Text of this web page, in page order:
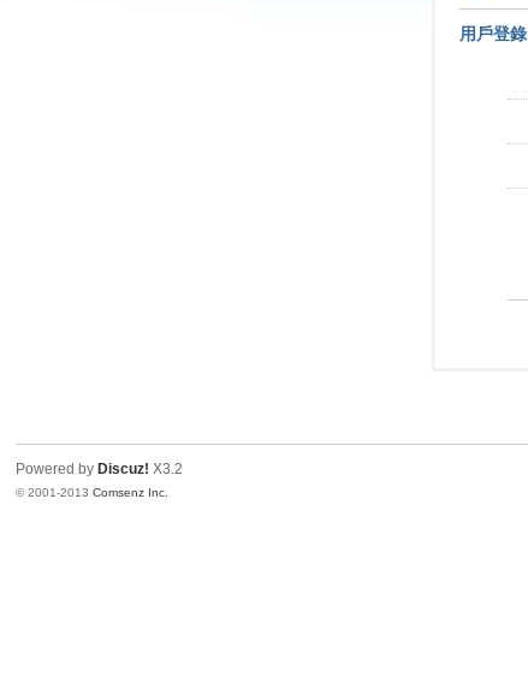
用戶登錄
Powered by Discuz! X3.2
© 2001-2013Comsenz Inc.